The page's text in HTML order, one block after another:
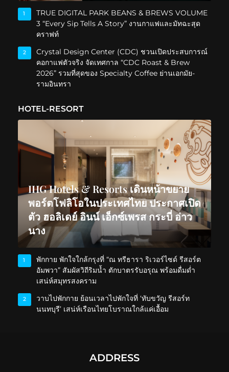
1
TRUE DIGITAL PARK BEANS & BREWS VOLUME
3 “Every Sip Tells A Story” งานกาแฟและมัทฉะสุด
คราฟท์
2
Crystal Design Center (CDC) ชวนเปิดประสบการณ์
คอกาแฟตัวจริง จัดเทศกาล “CDC Roast & Brew
2026” รวมที่สุดของ Specialty Coffee ย่านเอกมัย-
รามอินทรา
HOTEL-RESORT
IHG Hotels & Resorts เดินหน้าขยาย
พอร์ตโฟลิโอในประเทศไทย ประกาศเปิด
ตัว ฮอลิเดย์ อินน์ เอ็กซ์เพรส กระบี่ อ่าว
นาง
1
พักกาย พักใจใกล้กรุงที่ “ณ ทรีธารา ริเวอร์ไซด์ รีสอร์ต
อัมพวา” สัมผัสวิถีริมน้ำ ตักบาตรรับอรุณ พร้อมดื่มด่ำ
เสน่ห์สมุทรสงคราม
2
วาบไปพักกาย ย้อนเวลาไปพักใจที่ ‘ทับขวัญ รีสอร์ท
นนทบุรี’ เสน่ห์เรือนไทยโบราณใกล้แค่เอื้อม
ADDRESS